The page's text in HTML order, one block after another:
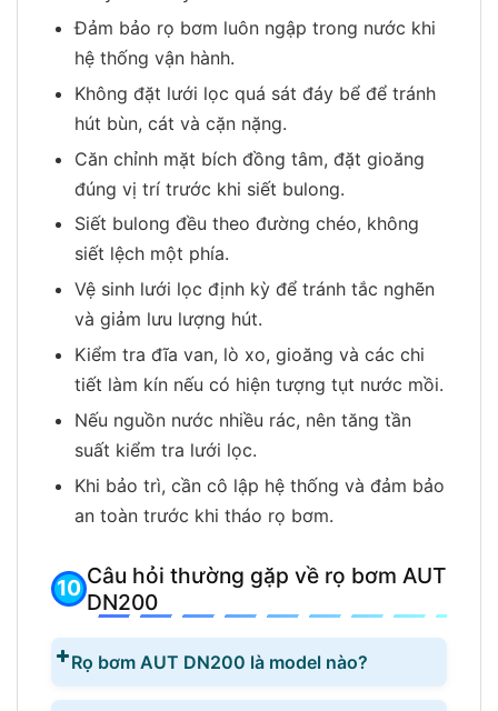
Đảm bảo rọ bơm luôn ngập trong nước khi
hệ thống vận hành.
Không đặt lưới lọc quá sát đáy bể để tránh
hút bùn, cát và cặn nặng.
Căn chỉnh mặt bích đồng tâm, đặt gioăng
đúng vị trí trước khi siết bulong.
Siết bulong đều theo đường chéo, không
siết lệch một phía.
Vệ sinh lưới lọc định kỳ để tránh tắc nghẽn
và giảm lưu lượng hút.
Kiểm tra đĩa van, lò xo, gioăng và các chi
tiết làm kín nếu có hiện tượng tụt nước mồi.
Nếu nguồn nước nhiều rác, nên tăng tần
suất kiểm tra lưới lọc.
Khi bảo trì, cần cô lập hệ thống và đảm bảo
an toàn trước khi tháo rọ bơm.
Câu hỏi thường gặp về rọ bơm AUT
DN200
Rọ bơm AUT DN200 là model nào?